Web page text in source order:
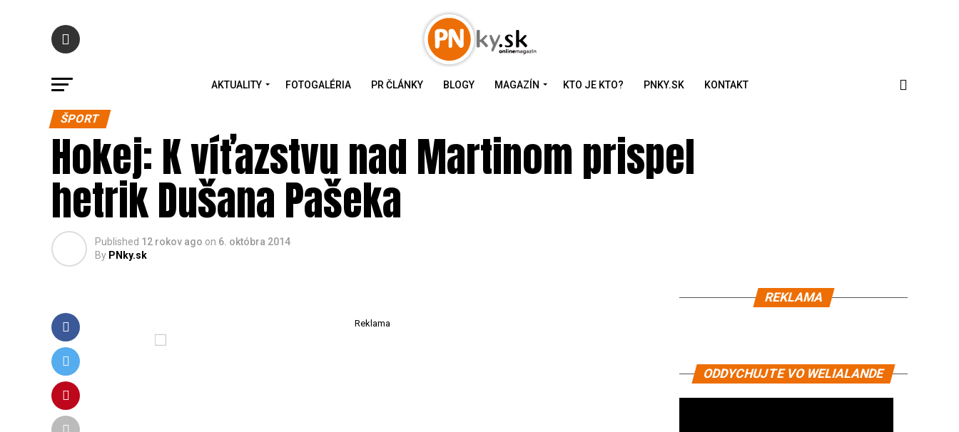
AKTUALITY FOTOGALÉRIA PR ČLÁNKY BLOGY MAGAZÍN KTO JE KTO? PNKY.SK KONTAKT
ŠPORT
Hokej: K víťazstvu nad Martinom prispel
hetrik Dušana Pašeka
Published 12 rokov ago on 6. októbra 2014
By PNky.sk
Reklama
REKLAMA
ODDYCHUJTE VO WELIALANDE